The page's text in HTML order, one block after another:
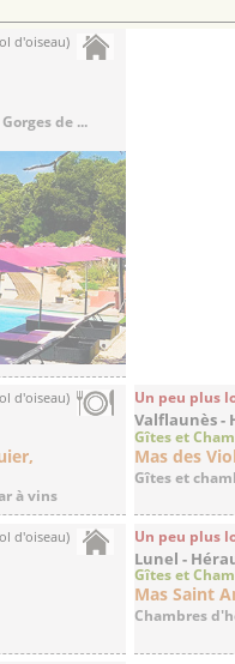
d'oiseau)
de ...
d'oiseau)
à vins
Un peu plus
Valflaunès -
Gîtes et
Mas des
Gîtes et
d'oiseau) Un peu plus
Lunel -
Gîtes et
Mas Saint
Chambres